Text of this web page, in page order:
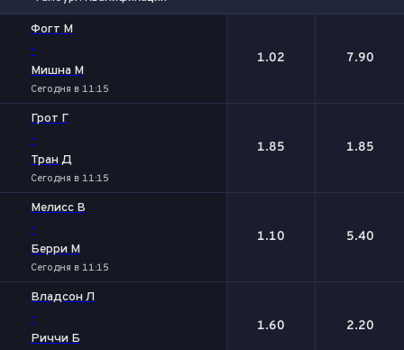
Фогт М
-
Мишна М
Сегодня в 11:15
1.02 7.90
Грот Г
-
Тран Д
Сегодня в 11:15
1.85 1.85
Мелисс В
-
Берри М
Сегодня в 11:15
1.10 5.40
Владсон Л
-
Риччи Б
1.60 2.20